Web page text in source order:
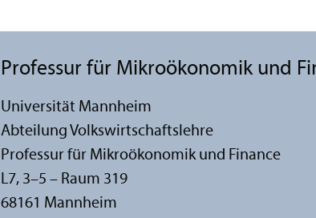
Professur für Mikroökonomik und
Universität Mannheim
Abteilung Volkswirtschafts­lehre
Professur für Mikroökonomik und Finance
L7, 3–5 – Raum 319
68161 Mannheim